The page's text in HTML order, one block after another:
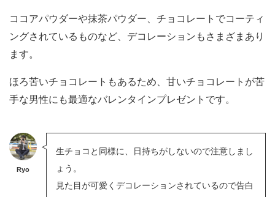
ココアパウダーや抹茶パウダー、チョコレートでコーティ
ングされているものなど、デコレーションもさまざまあり
ます。
ほろ苦いチョコレートもあるため、甘いチョコレートが苦
手な男性にも最適なバレンタインプレゼントです。
Ryo
生チョコと同様に、日持ちがしないので注意しまし
ょう。
見た目が可愛くデコレーションされているので告白